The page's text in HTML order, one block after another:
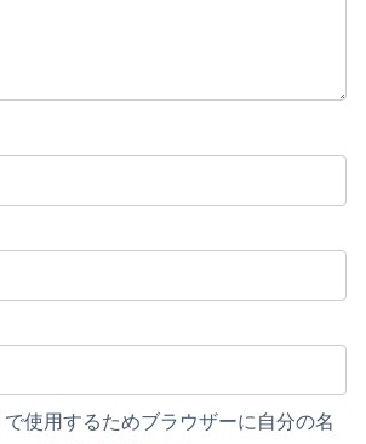
使用するためブラウザーに自分の名